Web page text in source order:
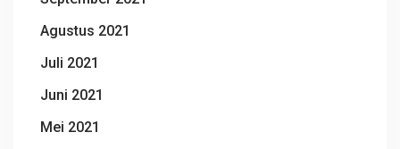
Agustus 2021
Juli 2021
Juni 2021
Mei 2021